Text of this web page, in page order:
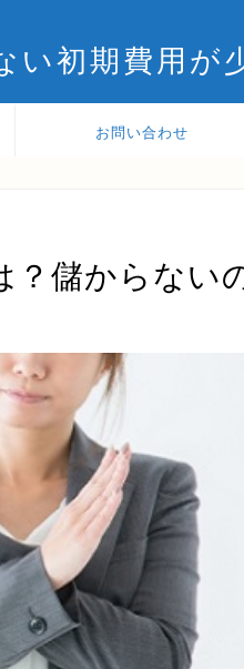
い初期費用が
お問い合わせ
？儲からない